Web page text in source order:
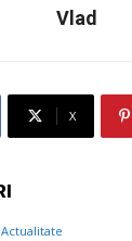
Vlad
X
Actualitate